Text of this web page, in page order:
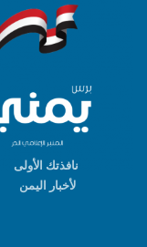
نافذتك الأولى
لأخبار اليمن